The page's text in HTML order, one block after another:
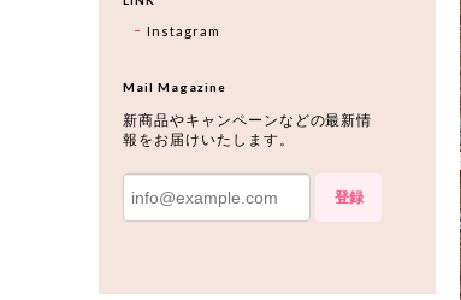
Instagram
Mail Magazine
新商品やキャンペーンなどの最新情
報をお届けいたします。
登録